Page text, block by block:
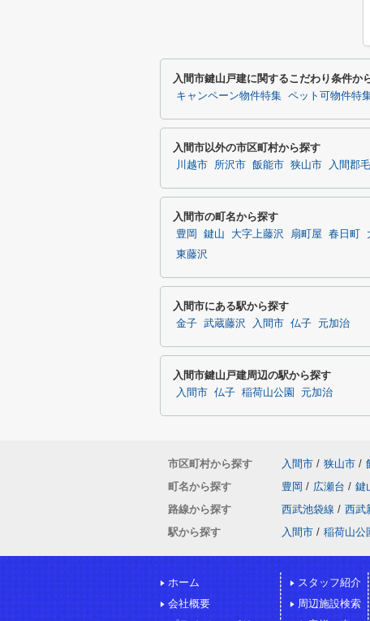
入間市鍵山戸建に関するこだわり条件か
キャンペーン物件特集 ペット可物件特
入間市以外の市区町村から探す
川越市 所沢市 飯能市 狭山市 入間郡
入間市の町名から探す
豊岡 鍵山 大字上藤沢 扇町屋 春日町
東藤沢
入間市にある駅から探す
金子 武蔵藤沢 入間市 仏子 元加治
入間市鍵山戸建周辺の駅から探す
入間市 仏子 稲荷山公園 元加治
市区町村から探す 入間市 / 狭山市 /
町名から探す
豊岡 / 広瀬台 / 鍵
路線から探す
西武池袋線 / 西武
駅から探す
入間市 / 稲荷山公
ホーム
会社概要
スタッフ紹介
周辺施設検索